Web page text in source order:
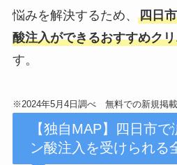
悩みを解決するため、 四日
酸注入ができるおすすめク
す。
※2024年5月4日調べ 無料での新規掲
【独自MAP】四日市
ン酸注入を受けられる